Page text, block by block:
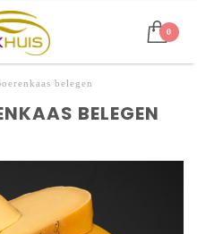
0
belegen
BELEGEN